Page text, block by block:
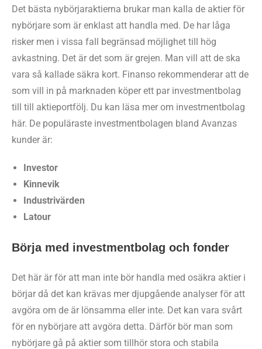
Det bästa nybörjaraktierna brukar man kalla de aktier för
nybörjare som är enklast att handla med. De har låga
risker men i vissa fall begränsad möjlighet till hög
avkastning. Det är det som är grejen. Man vill att de ska
vara så kallade säkra kort. Finanso rekommenderar att de
som vill in på marknaden köper ett par investmentbolag
till till aktieportfölj. Du kan läsa mer om investmentbolag
här. De populäraste investmentbolagen bland Avanzas
kunder är:
Investor
Kinnevik
Industrivärden
Latour
Börja med investmentbolag och fonder
Det här är för att man inte bör handla med osäkra aktier i
börjar då det kan krävas mer djupgående analyser för att
avgöra om de är lönsamma eller inte. Det kan vara svårt
för en nybörjare att avgöra detta. Därför bör man som
nybörjare gå på aktier som tillhör stora och stabila